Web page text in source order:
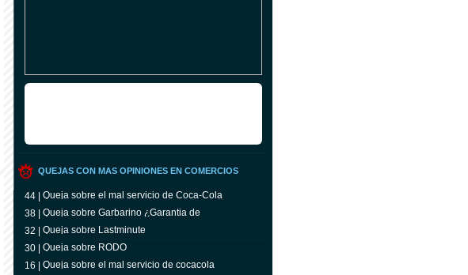
QUEJAS CON MAS OPINIONES EN COMERCIOS
44 | Queja sobre el mal servicio de Coca-Cola
38 | Queja sobre Garbarino ¿Garantia de
confianza?
32 | Queja sobre Lastminute
30 | Queja sobre RODO
16 | Queja sobre el mal servicio de cocacola